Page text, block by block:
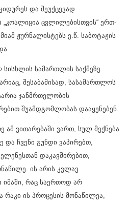
და შეუქცევად
„კოალიცია ცვლილებისთვის“ ერთ-
ჟურნალისტებს ე.წ. საბოტაჟის
სისხლის სამართლის საქმეზე
შესაბამისად, სასამართლოს
ჯანმრთელობის
შუამდგომლობას დააყენებენ.
ამ ვითარებაში ვართ, სულ მექნება
და ჩვენი გუნდი ვაპირებთ,
დაკავშირებით,
ის არის კვლავ
რაც საერთოდ არ
ის პროცესის მონაწილეა,